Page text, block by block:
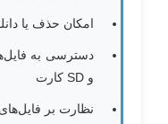
امکان حذف یا
دسترسی به
و SD کارت
نظارت بر